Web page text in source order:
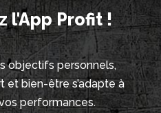
l'App Profit !
objectifs personnels,
et bien-être s’adapte à
performances.